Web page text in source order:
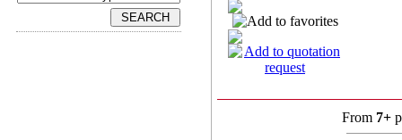
From 7+